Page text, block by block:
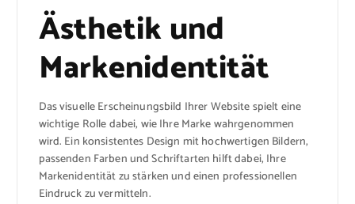
Ästhetik und
Markenidentität
Das visuelle Erscheinungsbild Ihrer Website spielt eine
wichtige Rolle dabei, wie Ihre Marke wahrgenommen
wird. Ein konsistentes Design mit hochwertigen Bildern,
passenden Farben und Schriftarten hilft dabei, Ihre
Markenidentität zu stärken und einen professionellen
Eindruck zu vermitteln.